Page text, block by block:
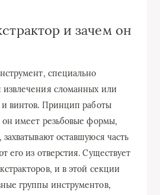
и зачем он
специально
извлечения сломанных или
и винтов. Принцип работы
он имеет резьбовые формы,
оставшуюся часть
его из отверстия. Существует
и в этой секции
группы инструментов,